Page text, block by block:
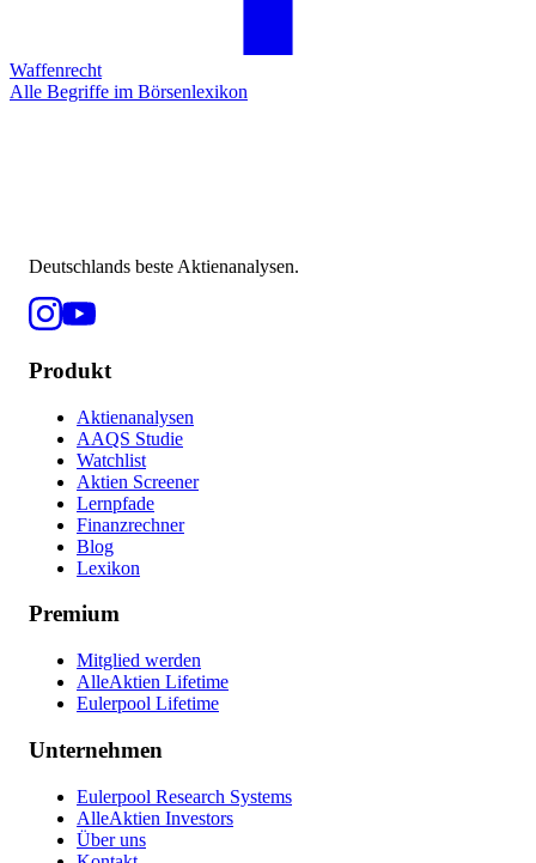
Waffenrecht
Alle Begriffe im Börsenlexikon
Deutschlands beste Aktienanalysen.
Produkt
Aktienanalysen
AAQS Studie
Watchlist
Aktien Screener
Lernpfade
Finanzrechner
Blog
Lexikon
Premium
Mitglied werden
AlleAktien Lifetime
Eulerpool Lifetime
Unternehmen
Eulerpool Research Systems
AlleAktien Investors
Über uns